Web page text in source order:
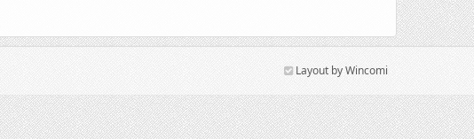
Layout by Wincomi